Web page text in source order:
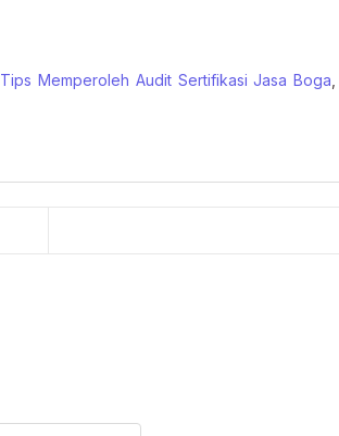
Tips Memperoleh Audit Sertifikasi Jasa Boga